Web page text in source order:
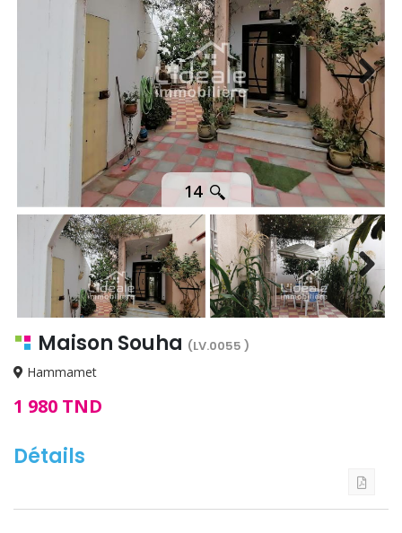
14
Next
Next
Maison Souha (LV.0055 )
Hammamet
1 980 TND
Détails